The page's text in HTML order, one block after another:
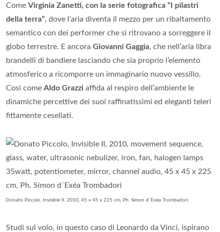
Come Virginia Zanetti, con la serie fotografica “I pilastri
della terra”, dove l’aria diventa il mezzo per un ribaltamento
semantico con dei performer che si ritrovano a sorreggere il
globo terrestre. E ancora Giovanni Gaggia, che nell’aria libra
brandelli di bandiere lasciando che sia proprio l’elemento
atmosferico a ricomporre un immaginario nuovo vessillo.
Così come Aldo Grazzi affida al respiro dell’ambiente le
dinamiche percettive dei suoi raffinatissimi ed eleganti teleri
fittamente cesellati.
Donato Piccolo, Invisible II, 2010, 45 x 45 x 225 cm, Ph. Simon d´Exéa Trombadori
Studi sul volo, in questo caso di Leonardo da Vinci, ispirano